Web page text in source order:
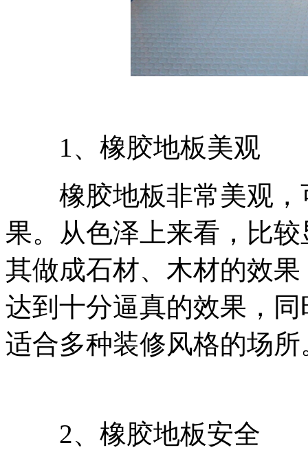
1、橡胶地板美观
橡胶地板非常美观，
果。从色泽上来看，比
其做成石材、木材的效
达到十分逼真的效果，
适合多种装修风格的场所
2、橡胶地板安全